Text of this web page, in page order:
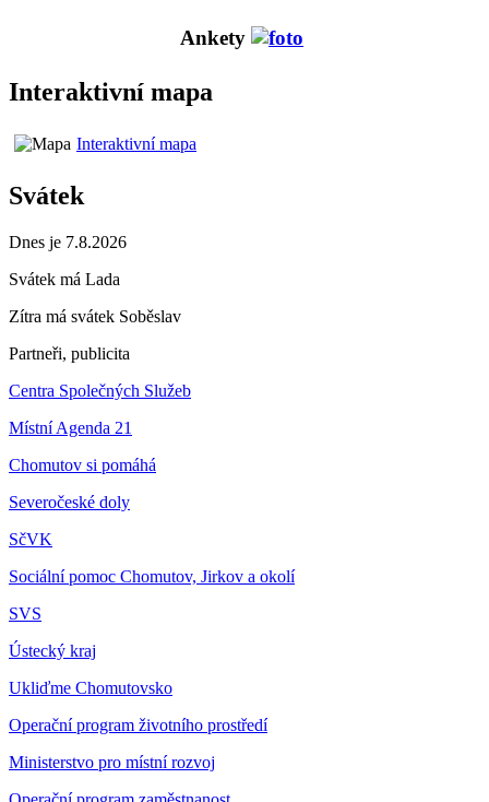
Ankety
Interaktivní mapa
Interaktivní mapa
Svátek
Dnes je 7.8.2026
Svátek má Lada
Zítra má svátek Soběslav
Partneři, publicita
Centra Společných Služeb
Místní Agenda 21
Chomutov si pomáhá
Severočeské doly
SčVK
Sociální pomoc Chomutov, Jirkov a okolí
SVS
Ústecký kraj
Ukliďme Chomutovsko
Operační program životního prostředí
Ministerstvo pro místní rozvoj